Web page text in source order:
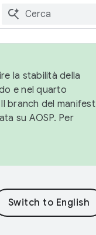
la stabilità della
e nel quarto
Il branch del manifest
su AOSP. Per